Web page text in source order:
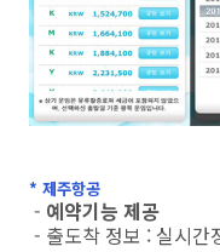
* 제주항공
- 예약기능 제공
- 출도착 정보 : 실시간